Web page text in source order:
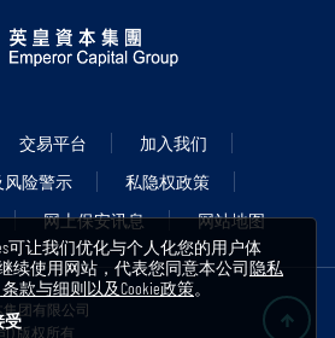
交易平台
加入我们
险警示
私隐权政策
网上保安讯息 网站地图
集团有限公司
) 版权所有
可让我们优化与个人化您的用户体
续使用网站，代表您同意本公司隐私
款与细则以及Cookie政策。
受